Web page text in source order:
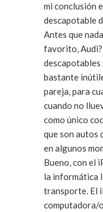
mi conclusión
descapotable de la
Antes que
favorito, Audi? BMW? Mercedes? Los
descapotables
bastante inútiles. Sirven solo para ir
pareja, para
cuando no
como único
que son autos
en algunos
Bueno, con el iPad
la informática
transporte. El iPad no puede ser tu única
computadora/